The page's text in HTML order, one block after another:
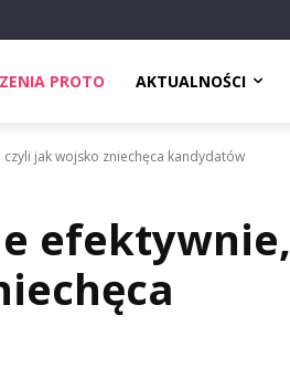
PROTO AKTUALNOŚCI
jak wojsko zniechęca kandydatów
efektywnie,